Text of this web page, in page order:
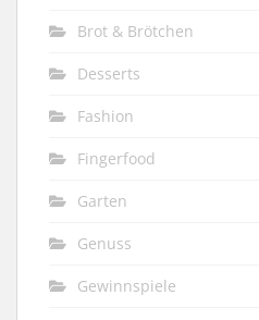
Brot & Brötchen
Desserts
Fashion
Fingerfood
Garten
Genuss
Gewinnspiele